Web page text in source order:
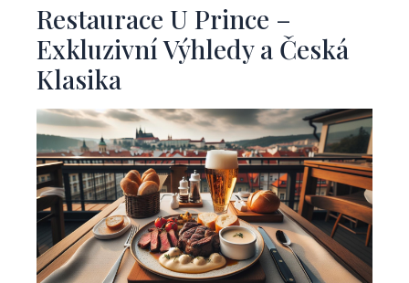
Restaurace U ⁤Prince –
Exkluzivní​ Výhledy a‌ Česká
Klasika